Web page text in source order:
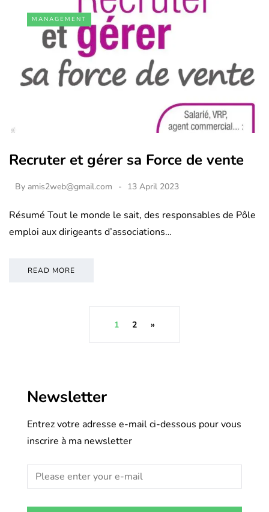
MANAGEMENT
Recruter et gérer sa Force de vente
By amis2web@gmail.com 13 April 2023
Résumé Tout le monde le sait, des responsables de Pôle
emploi aux dirigeants d’associations…
READ MORE
1 2 »
Newsletter
Entrez votre adresse e-mail ci-dessous pour vous
inscrire à ma newsletter